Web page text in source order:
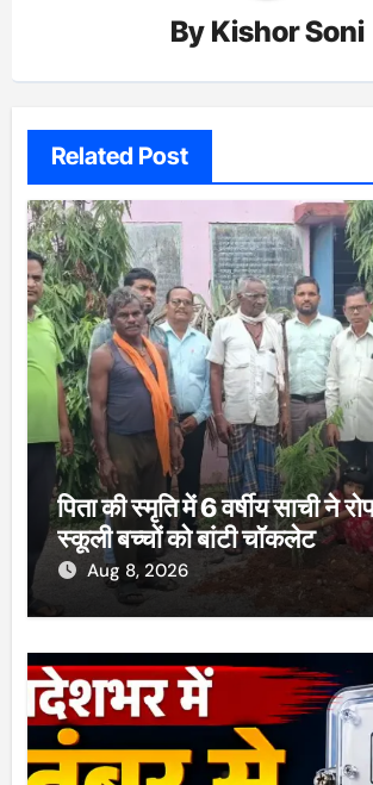
By Kishor Soni
Related Post
पिता की स्मृति में 6 वर्षीय साची ने
स्कूली बच्चों को बांटी चॉकलेट
Aug 8, 2026